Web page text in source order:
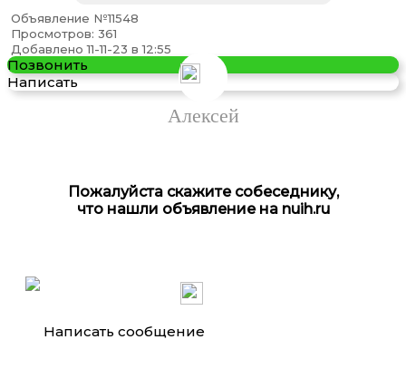
Heets sticks оптом, цена от прямого импортёра.
Объявление №11548
Просмотров: 361
Добавлено 11-11-23 в 12:55
Позвонить
Написать
Алексей
Пожалуйста скажите собеседнику,
что нашли объявление на nuih.ru
Написать сообщение